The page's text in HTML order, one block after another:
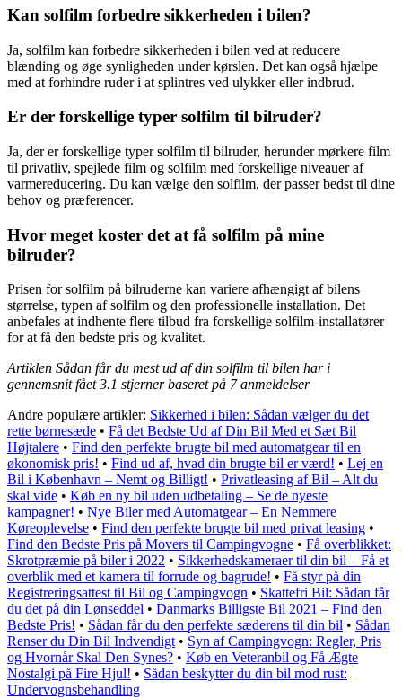
Kan solfilm forbedre sikkerheden i bilen?
Ja, solfilm kan forbedre sikkerheden i bilen ved at reducere
blænding og øge synligheden under kørslen. Det kan også hjælpe
med at forhindre ruder i at splintres ved ulykker eller indbrud.
Er der forskellige typer solfilm til bilruder?
Ja, der er forskellige typer solfilm til bilruder, herunder mørkere film
til privatliv, spejlede film og solfilm med forskellige niveauer af
varmereducering. Du kan vælge den solfilm, der passer bedst til dine
behov og præferencer.
Hvor meget koster det at få solfilm på mine
bilruder?
Prisen for solfilm på bilruderne kan variere afhængigt af bilens
størrelse, typen af solfilm og den professionelle installation. Det
anbefales at indhente flere tilbud fra forskellige solfilm-installatører
for at få den bedste pris og kvalitet.
Artiklen Sådan får du mest ud af din solfilm til bilen har i
gennemsnit fået3.1 stjerner baseret på 7anmeldelser
Andre populære artikler: Sikkerhed i bilen: Sådan vælger du det
rette børnesæde • Få det Bedste Ud af Din Bil Med et Sæt Bil
Højtalere • Find den perfekte brugte bil med automatgear til en
økonomisk pris! • Find ud af, hvad din brugte bil er værd! • Lej en
Bil i København – Nemt og Billigt! • Privatleasing af Bil – Alt du
skal vide • Køb en ny bil uden udbetaling – Se de nyeste
kampagner! • Nye Biler med Automatgear – En Nemmere
Køreoplevelse • Find den perfekte brugte bil med privat leasing •
Find den Bedste Pris på Movers til Campingvogne • Få overblikket:
Skrotpræmie på biler i 2022 • Sikkerhedskameraer til din bil – Få et
overblik med et kamera til forrude og bagrude! • Få styr på din
Registreringsattest til Bil og Campingvogn • Skattefri Bil: Sådan får
du det på din Lønseddel • Danmarks Billigste Bil 2021 – Find den
Bedste Pris! • Sådan får du den perfekte sæderens til din bil • Sådan
Renser du Din Bil Indvendigt • Syn af Campingvogn: Regler, Pris
og Hvornår Skal Den Synes? • Køb en Veteranbil og Få Ægte
Nostalgi på Fire Hjul! • Sådan beskytter du din bil mod rust:
Undervognsbehandling